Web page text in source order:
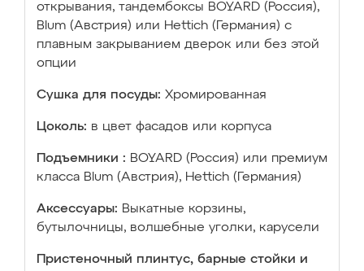
открывания, тандембоксы BOYARD (Россия),
Blum (Австрия) или Hettich (Германия) с
плавным закрыванием дверок или без этой
опции
Сушка для посуды: Хромированная
Цоколь: в цвет фасадов или корпуса
Подъемники : BOYARD (Россия) или премиум
класса Blum (Австрия), Hettich (Германия)
Аксессуары: Выкатные корзины,
бутылочницы, волшебные уголки, карусели
Пристеночный плинтус, барные стойки и